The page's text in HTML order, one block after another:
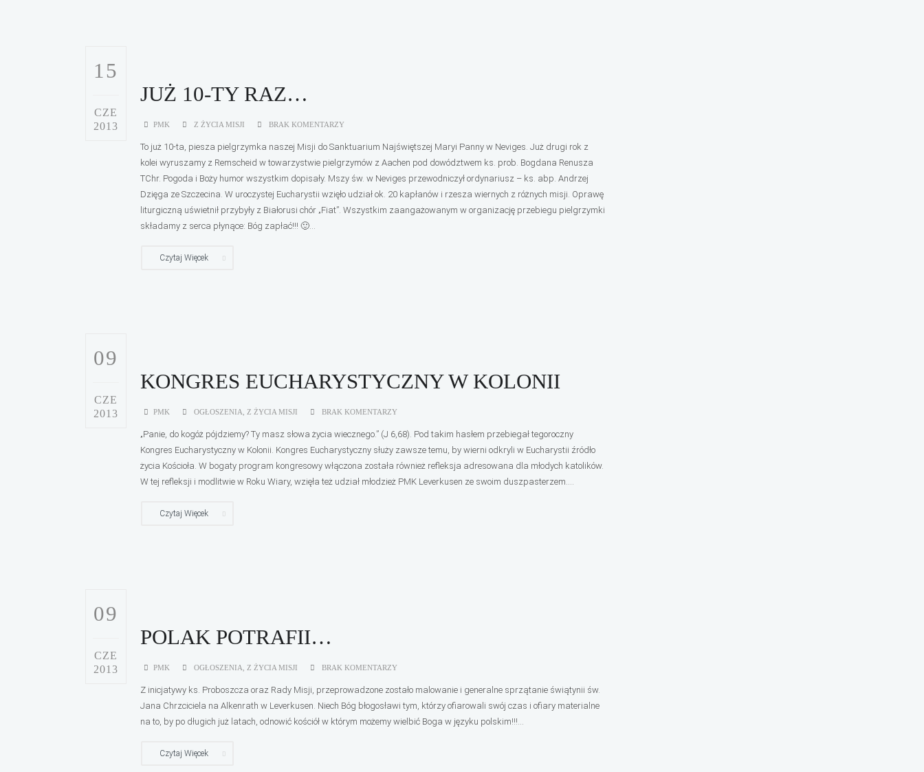
15
CZE
2013
JUŻ 10-TY RAZ…
PMK Z ŻYCIA MISJI BRAK KOMENTARZY
To już 10-ta, piesza pielgrzymka naszej Misji do Sanktuarium Najświętszej Maryi Panny w Neviges. Już drugi rok z
kolei wyruszamy z Remscheid w towarzystwie pielgrzymów z Aachen pod dowództwem ks. prob. Bogdana Renusza
TChr. Pogoda i Boży humor wszystkim dopisały. Mszy św. w Neviges przewodniczył ordynariusz – ks. abp. Andrzej
Dzięga ze Szczecina. W uroczystej Eucharystii wzięło udział ok. 20 kapłanów i rzesza wiernych z różnych misji. Oprawę
liturgiczną uświetnił przybyły z Białorusi chór „Fiat”. Wszystkim zaangażowanym w organizację przebiegu pielgrzymki
składamy z serca płynące: Bóg zapłać!!! 🙂...
Czytaj Więcek
09
CZE
2013
KONGRES EUCHARYSTYCZNY W KOLONII
PMK OGŁOSZENIA Z ŻYCIA MISJI BRAK KOMENTARZY
„Panie, do kogóż pójdziemy? Ty masz słowa życia wiecznego.” (J 6,68). Pod takim hasłem przebiegał tegoroczny
Kongres Eucharystyczny w Kolonii. Kongres Eucharystyczny służy zawsze temu, by wierni odkryli w Eucharystii źródło
życia Kościoła. W bogaty program kongresowy włączona została również refleksja adresowana dla młodych katolików.
W tej refleksji i modlitwie w Roku Wiary, wzięła też udział młodzież PMK Leverkusen ze swoim duszpasterzem....
Czytaj Więcek
09
CZE
2013
POLAK POTRAFII…
PMK OGŁOSZENIA Z ŻYCIA MISJI BRAK KOMENTARZY
Z inicjatywy ks. Proboszcza oraz Rady Misji, przeprowadzone zostało malowanie i generalne sprzątanie świątynii św.
Jana Chrzciciela na Alkenrath w Leverkusen. Niech Bóg błogosławi tym, którzy ofiarowali swój czas i ofiary materialne
na to, by po długich już latach, odnowić kościół w którym możemy wielbić Boga w języku polskim!!!...
Czytaj Więcek